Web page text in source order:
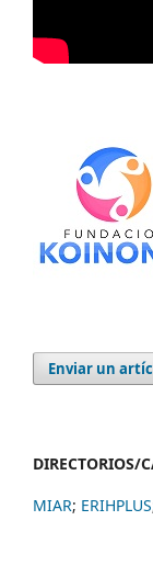
Enviar un
DIRECTORIOS/
MIAR; ERIHPLUS